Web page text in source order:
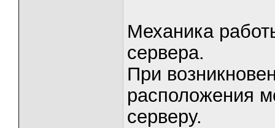
Механика
сервера.
При
расположения
серверу.